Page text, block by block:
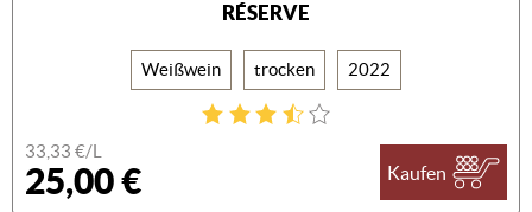
RÉSERVE
Weißwein trocken 2022
33,33 €/L
25,00 € Kaufen